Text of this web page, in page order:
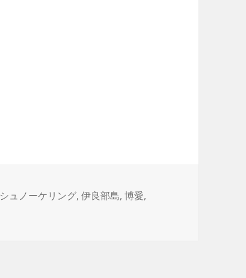
タ
シュノーケリング,伊良部島,博愛,